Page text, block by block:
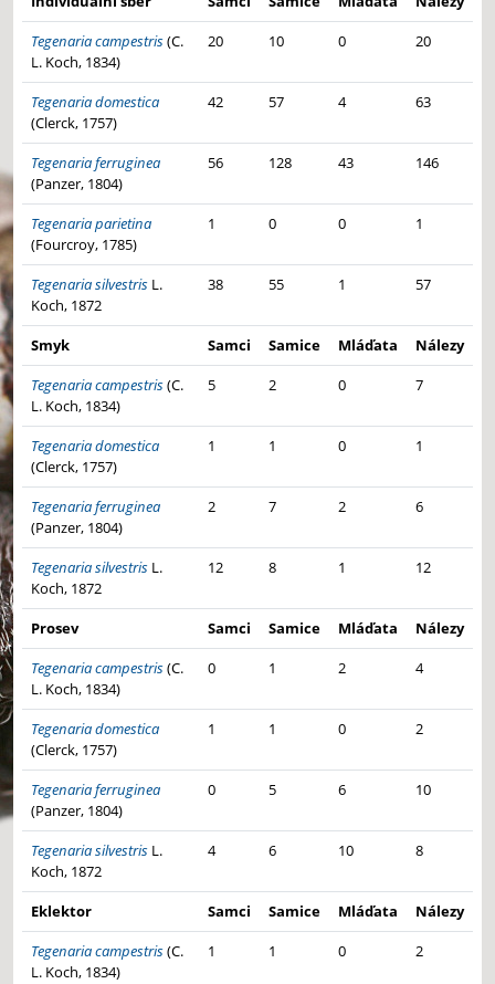
Tegenaria campestris(C.
L. Koch, 1834)
20 10 0 20
Tegenaria domestica
(Clerck, 1757)
42 57 4 63
Tegenaria ferruginea
(Panzer, 1804)
56 128 43 146
Tegenaria parietina
(Fourcroy, 1785)
1 0 0 1
Tegenaria silvestris L.
Koch, 1872
38 55 1 57
Smyk Samci Samice Mláďata
Nálezy
Tegenaria campestris(C.
L. Koch, 1834)
5 2 0 7
Tegenaria domestica
(Clerck, 1757)
1 1 0 1
Tegenaria ferruginea
(Panzer, 1804)
2 7 2 6
Tegenaria silvestris L.
Koch, 1872
12 8 1 12
Prosev Samci Samice Mláďata
Nálezy
Tegenaria campestris(C.
L. Koch, 1834)
0 1 2 4
Tegenaria domestica
(Clerck, 1757)
1 1 0 2
Tegenaria ferruginea
(Panzer, 1804)
0 5 6 10
Tegenaria silvestris L.
Koch, 1872
4 6 10 8
Eklektor Samci Samice Mláďata
Nálezy
Tegenaria campestris(C.
L. Koch, 1834)
1 1 0 2